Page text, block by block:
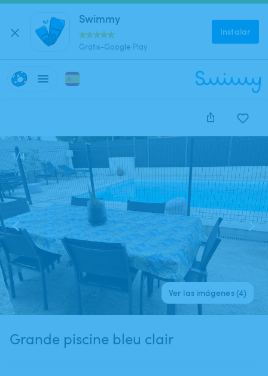
Swimmy
Gratis-Google Play
Instalar
1/4
Ver las imágenes (4)
Grande piscine bleu clair